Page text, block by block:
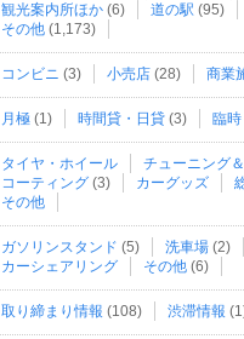
観光案内所ほか (6) 道の駅 (95)
その他 (1,173)
コンビニ (3) 小売店 (28) 商業
月極 (1) 時間貸・日貸 (3) 臨時
タイヤ・ホイール チューニング
コーティング (3) カーグッズ
その他
ガソリンスタンド (5) 洗車場 (2)
カーシェアリング
その他 (6)
取り締まり情報 (108) 渋滞情報